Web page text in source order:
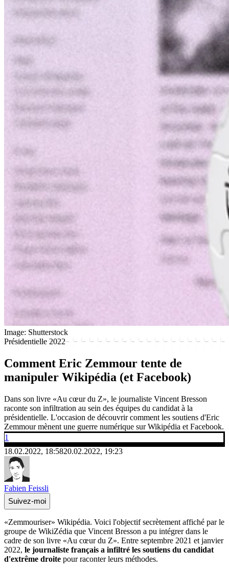
Image: Shutterstock
Présidentielle 2022
Comment Eric Zemmour tente de
manipuler Wikipédia (et Facebook)
Dans son livre «Au cœur du Z», le journaliste Vincent Bresson
raconte son infiltration au sein des équipes du candidat à la
présidentielle. L'occasion de découvrir comment les soutiens d'Eric
Zemmour mènent une guerre numérique sur Wikipédia et Facebook.
1
18.02.2022, 18:5820.02.2022, 19:23
Fabien Feissli
Suivez-moi
«Zemmouriser» Wikipédia. Voici l'objectif secrètement affiché par le
groupe de WikiZédia que Vincent Bresson a pu intégrer dans le
cadre de son livre «Au cœur du Z». Entre septembre 2021 et janvier
2022, le journaliste français a infiltré les soutiens du candidat
d'extrême droite pour raconter leurs méthodes.